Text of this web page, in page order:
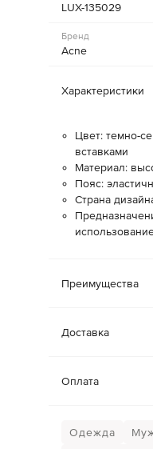
LUX-135029
Бренд
Acne
Характеристики
Цвет: темно-
вставками
Материал:
Пояс:
Страна
Преимущества
Доставка
Оплата
Одежда